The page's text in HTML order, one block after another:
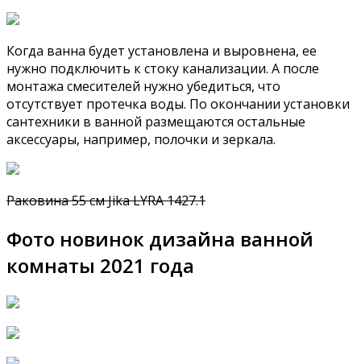
Когда ванна будет установлена и выровнена, ее
нужно подключить к стоку канализации. А после
монтажа смесителей нужно убедиться, что
отсутствует протечка воды. По окончании установки
сантехники в ванной размещаются остальные
аксессуары, например, полочки и зеркала.
Раковина 55 см Jika LYRA 1427.1
Фото новинок дизайна ванной
комнаты 2021 года